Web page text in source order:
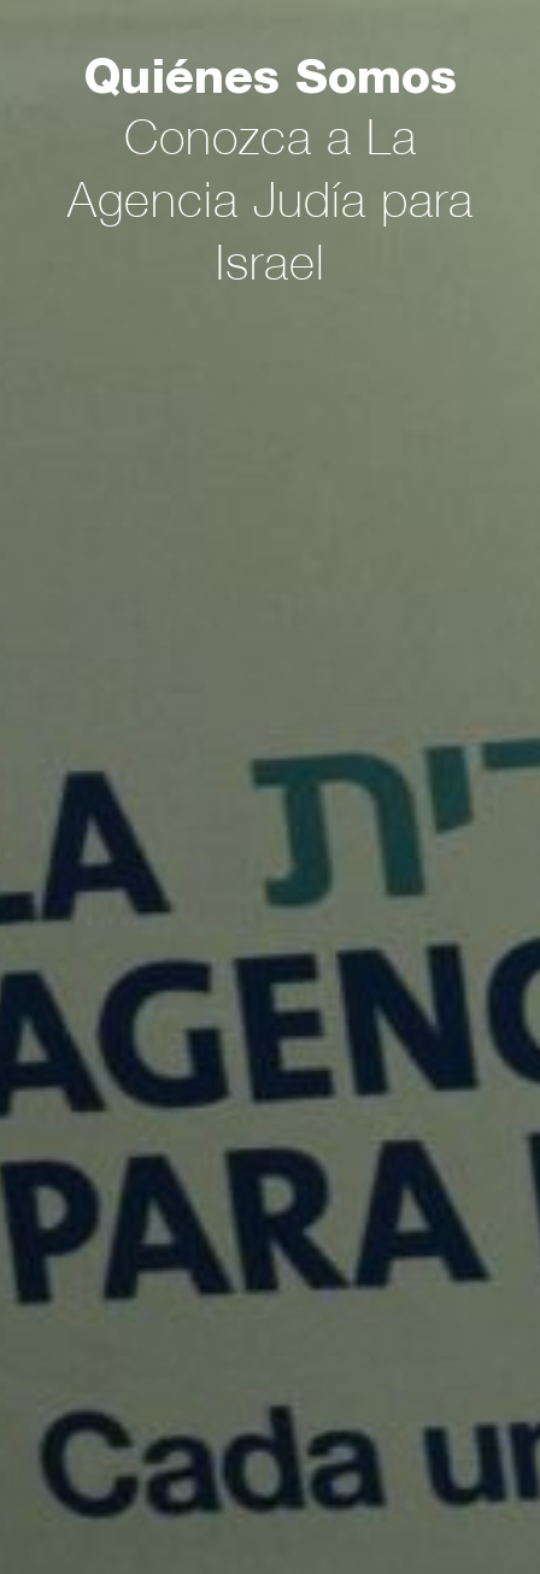
Quiénes Somos
Conozca a La
Agencia Judía para
Israel